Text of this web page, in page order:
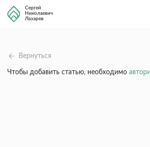
Сергей
Николаевич
Лазарев
Вернуться
Чтобы добавить статью, необходимо